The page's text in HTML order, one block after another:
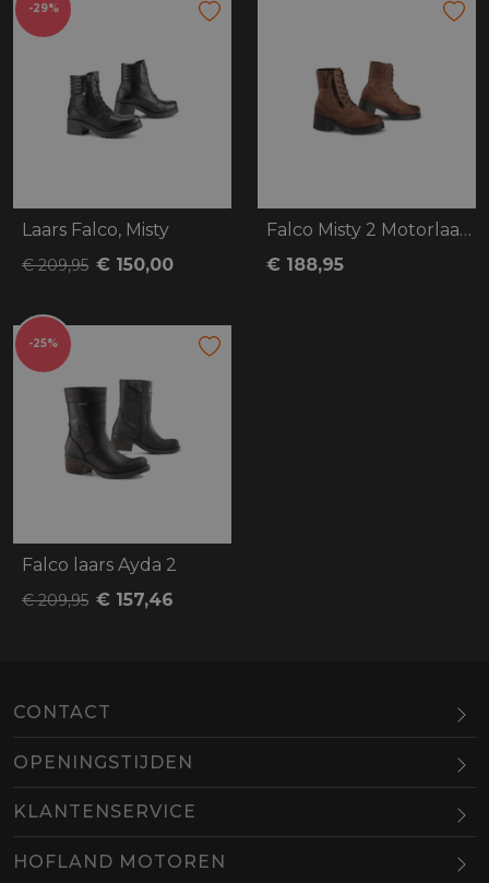
-29%
Laars Falco, Misty
€ 209,95 € 150,00
Falco Misty 2 Motorlaars bruin
€ 188,95
-25%
Falco laars Ayda 2
€ 209,95 € 157,46
CONTACT
OPENINGSTIJDEN
Maandag
Dinsdag
10.00-18.00
Woensdag
KLANTENSERVICE
HOFLAND MOTOREN